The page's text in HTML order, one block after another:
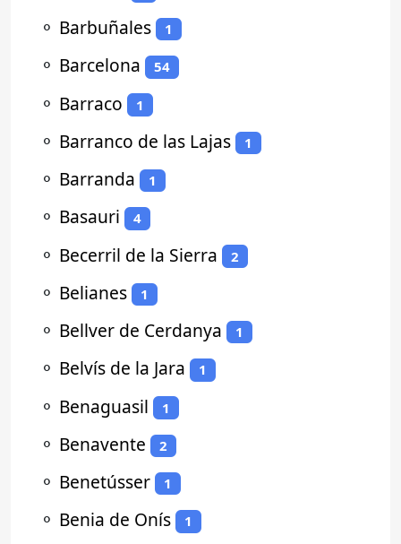
⚬ Barbuñales 1
⚬ Barcelona 54
⚬ Barraco 1
⚬ Barranco de las Lajas 1
⚬ Barranda 1
⚬ Basauri 4
⚬ Becerril de la Sierra 2
⚬ Belianes 1
⚬ Bellver de Cerdanya 1
⚬ Belvís de la Jara 1
⚬ Benaguasil 1
⚬ Benavente 2
⚬ Benetússer 1
⚬ Benia de Onís 1